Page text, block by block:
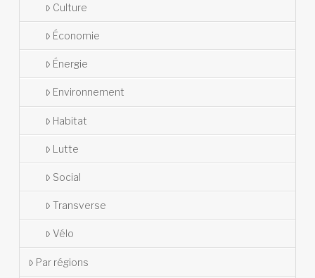
Culture
Économie
Énergie
Environnement
Habitat
Lutte
Social
Transverse
Vélo
Par régions